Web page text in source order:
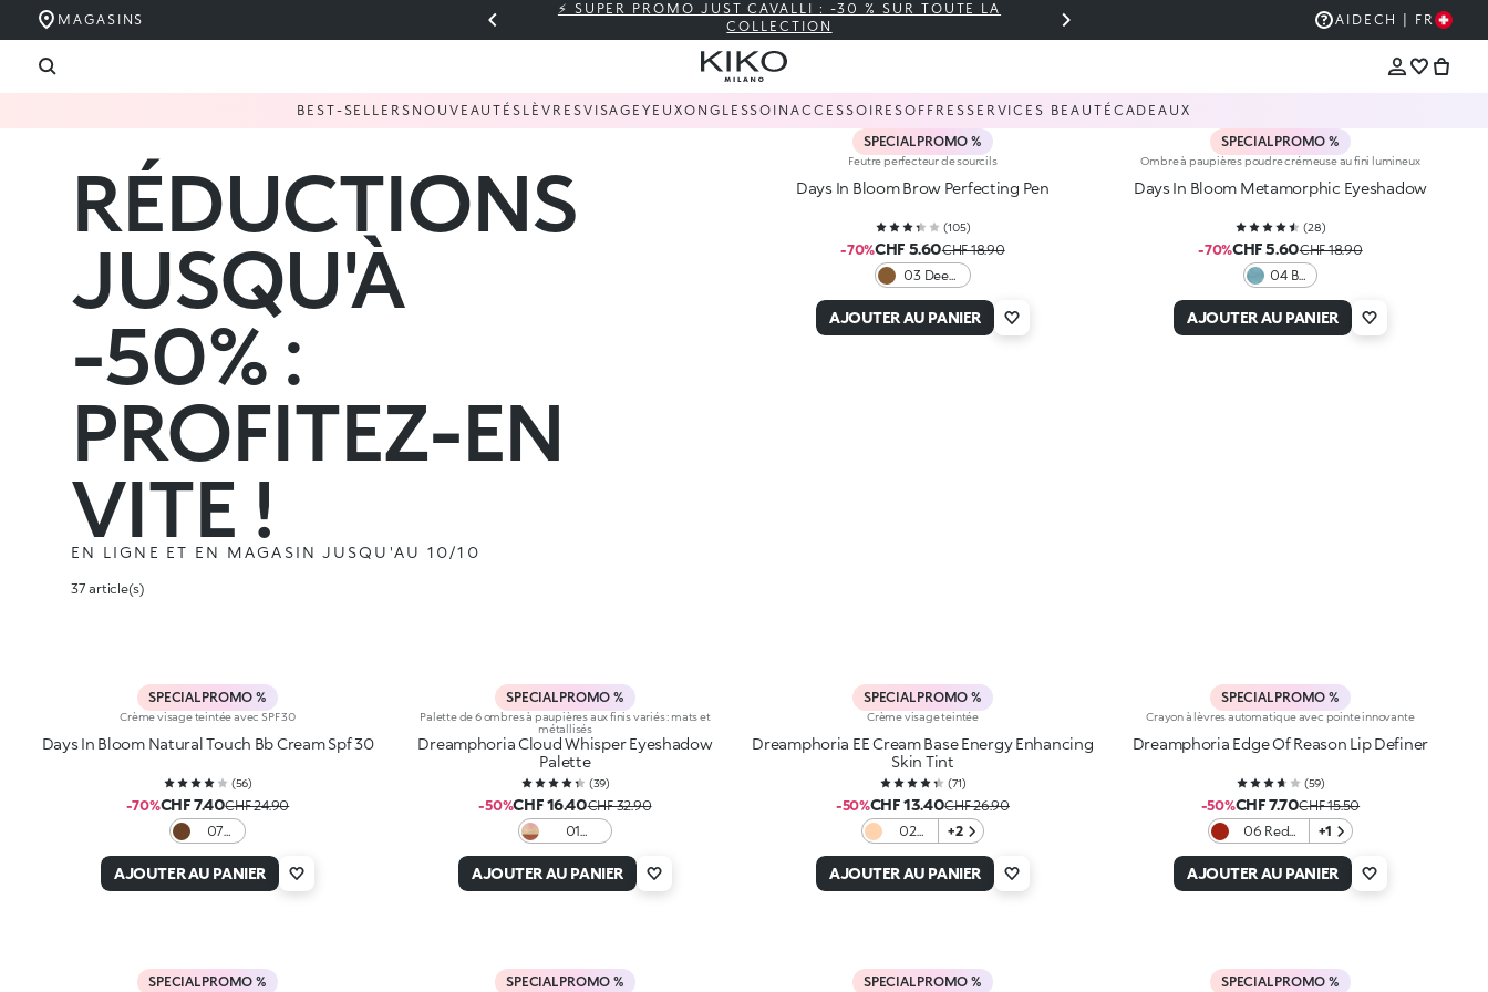
MAGASINS
⚡ SUPER PROMO JUST CAVALLI : -30 % SUR TOUTE LA
COLLECTION
THE KIKO SALE:J USQU’À -50 % DE
AIDE CH | FR
BEST-SELLERS NOUVEAUTÉS LÈVRESVISAGEYEUXONGLESSOINACCESSOIRESOFFRESSERVICES BEAUTÉ CADEAUX
RÉDUCTIONS
JUSQU'À
-50% :
PROFITEZ-EN
VITE !
EN LIGNE ET EN MAGASIN JUSQU'AU 10/10
37 article(s)
SPECIAL PROMO %
Feutre perfecteur de sourcils
Days In Bloom Brow Perfecting Pen
(105)
-70%CHF 5.60CHF 18.90
03 Deep
AJOUTER AU PANIER
SPECIAL PROMO %
Ombre à paupières poudre crémeuse au fini lumineux
Days In Bloom Metamorphic Eyeshadow
(28)
-70%CHF 5.60CHF 18.90
04 Be
AJOUTER AU PANIER
SPECIAL PROMO %
Crème visage teintée avec SPF 30
Days In Bloom Natural Touch Bb Cream Spf 30
(56)
-70%CHF 7.40CHF 24.90
07
AJOUTER AU PANIER
SPECIAL PROMO %
Palette de 6 ombres à paupières aux finis variés : mats et
métallisés
Dreamphoria Cloud Whisper Eyeshadow
Palette
(39)
-50%CHF 16.40CHF 32.90
01
Elegance
AJOUTER AU PANIER
SPECIAL PROMO %
Crème visage teintée
Dreamphoria EE Cream Base Energy Enhancing
Skin Tint
(71)
-50%CHF 13.40CHF 26.90
02
+2
AJOUTER AU PANIER
SPECIAL PROMO %
Crayon à lèvres automatique avec pointe innovante
Dreamphoria Edge Of Reason Lip Definer
(59)
-50%CHF 7.70CHF 15.50
06 Red
+1
AJOUTER AU PANIER
SPECIAL PROMO % SPECIAL PROMO % SPECIAL PROMO % SPECIAL PROMO %